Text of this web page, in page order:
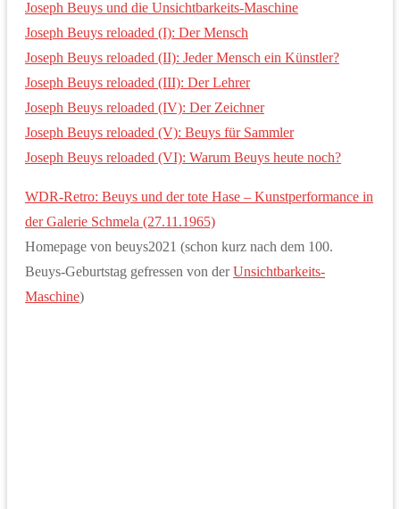
Joseph Beuys und die Unsichtbarkeits-Maschine
Joseph Beuys reloaded (I): Der Mensch
Joseph Beuys reloaded (II): Jeder Mensch ein Künstler?
Joseph Beuys reloaded (III): Der Lehrer
Joseph Beuys reloaded (IV): Der Zeichner
Joseph Beuys reloaded (V): Beuys für Sammler
Joseph Beuys reloaded (VI): Warum Beuys heute noch?
WDR-Retro: Beuys und der tote Hase – Kunstperformance in
der Galerie Schmela (27.11.1965)
Homepage von beuys2021 (schon kurz nach dem 100.
Beuys-Geburtstag gefressen von derUnsichtbarkeits-
Maschine)